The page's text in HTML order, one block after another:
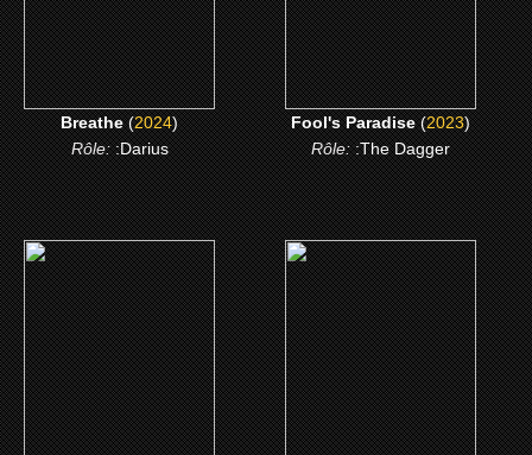
CLICK ME
Breathe(2024)
Rôle::Darius
CLICK ME
Fool's Paradise(2023)
Rôle::The Dagger
(2019)
The Informer
CLICK ME
(2018)
Ocean's 8
CLICK ME